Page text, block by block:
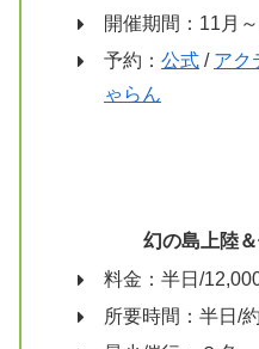
開催期間：11月
予約： 公式/ アク
ゃらん
幻の島上陸
料金：半日/
所要時間：半日/